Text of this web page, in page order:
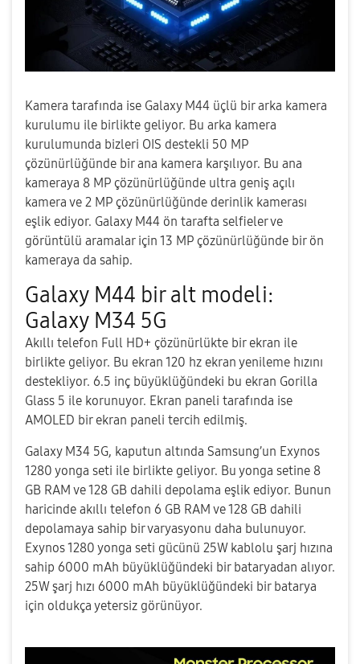
Kamera tarafında ise Galaxy M44 üçlü bir arka kamera
kurulumu ile birlikte geliyor. Bu arka kamera
kurulumunda bizleri OIS destekli 50 MP
çözünürlüğünde bir ana kamera karşılıyor. Bu ana
kameraya 8 MP çözünürlüğünde ultra geniş açılı
kamera ve 2 MP çözünürlüğünde derinlik kamerası
eşlik ediyor. Galaxy M44 ön tarafta selfieler ve
görüntülü aramalar için 13 MP çözünürlüğünde bir ön
kameraya da sahip.
Galaxy M44 bir alt modeli:
Galaxy M34 5G
Akıllı telefon Full HD+ çözünürlükte bir ekran ile
birlikte geliyor. Bu ekran 120 hz ekran yenileme hızını
destekliyor. 6.5 inç büyüklüğündeki bu ekran Gorilla
Glass 5 ile korunuyor. Ekran paneli tarafında ise
AMOLED bir ekran paneli tercih edilmiş.
Galaxy M34 5G, kaputun altında Samsung’un Exynos
1280 yonga seti ile birlikte geliyor. Bu yonga setine 8
GB RAM ve 128 GB dahili depolama eşlik ediyor. Bunun
haricinde akıllı telefon 6 GB RAM ve 128 GB dahili
depolamaya sahip bir varyasyonu daha bulunuyor.
Exynos 1280 yonga seti gücünü 25W kablolu şarj hızına
sahip 6000 mAh büyüklüğündeki bir bataryadan alıyor.
25W şarj hızı 6000 mAh büyüklüğündeki bir batarya
için oldukça yetersiz görünüyor.